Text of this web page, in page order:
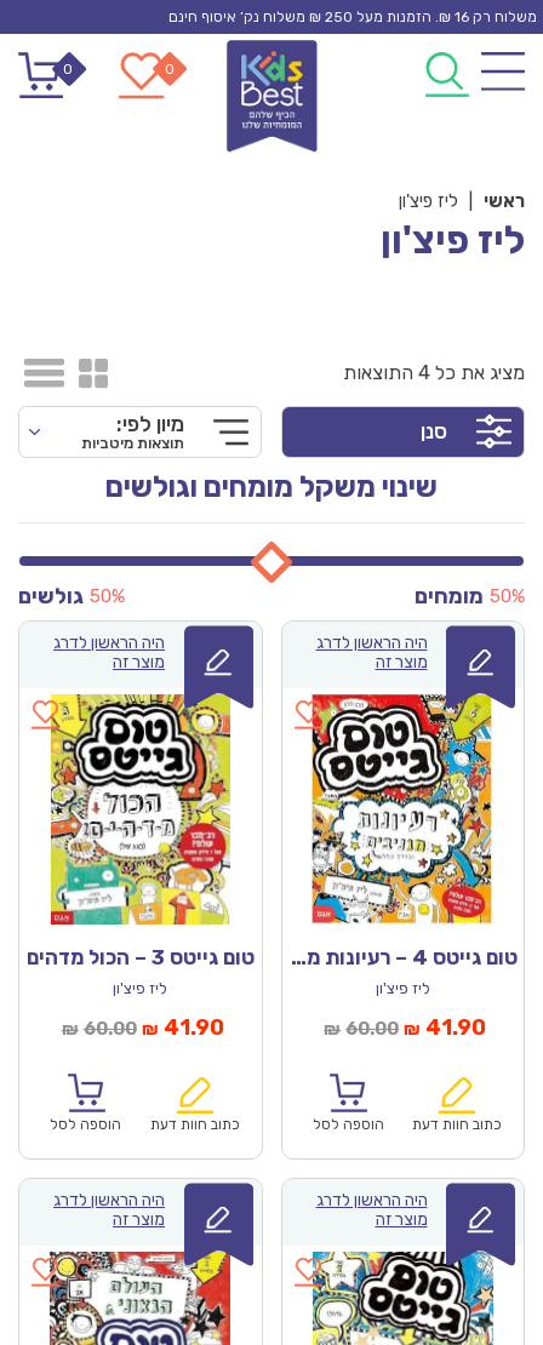
Skip
content
משלוח רק 16 ₪. הזמנות מעל 250 ₪ משלוח נק’ איסוף חינם
0
0
ראשי ליז פיצ'ון
ליז פיצ'ון
מציג את כל 4 התוצאות
סנן מיון לפי:
תוצאות מיטביות
שינוי משקל מומחים וגולשים
מומחים 50% גולשים 50%
היה הראשון לדרג
מוצר זה
טום גייטס 4 – רעיונות מגניבים
ליז פיצ'ון
₪ 60.00המחיר
₪60.00.
₪ 41.90
כתוב חוות דעת הוספה לסל
היה הראשון לדרג
מוצר זה
טום גייטס 3 – הכול מדהים
ליז פיצ'ון
₪ 60.00המחיר
₪60.00.
₪ 41.90המחיר
כתוב חוות דעת הוספה לסל
היה הראשון לדרג
מוצר זה
היה הראשון לדרג
מוצר זה